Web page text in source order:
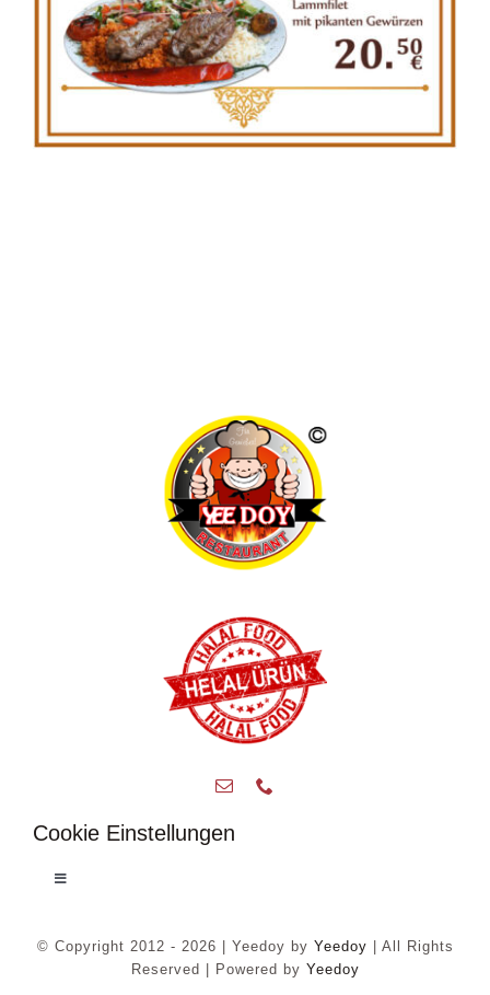
Cookie Einstellungen
Toggle
© Copyright 2012 - 2026 | Yeedoy by Yeedoy | All Rights
Reserved | Powered by Yeedoy